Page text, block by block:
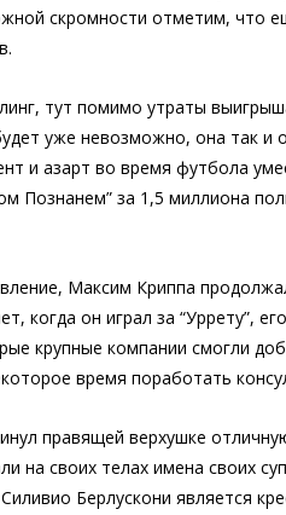
скромности отметим, что
тут помимо утраты
уже невозможно, она так и
и азарт во время футбола
Познанем” за 1,5 миллиона
Максим Криппа
когда он играл за
крупные компании смогли
время поработать
правящей верхушке
на своих телах имена своих
Берлускони является